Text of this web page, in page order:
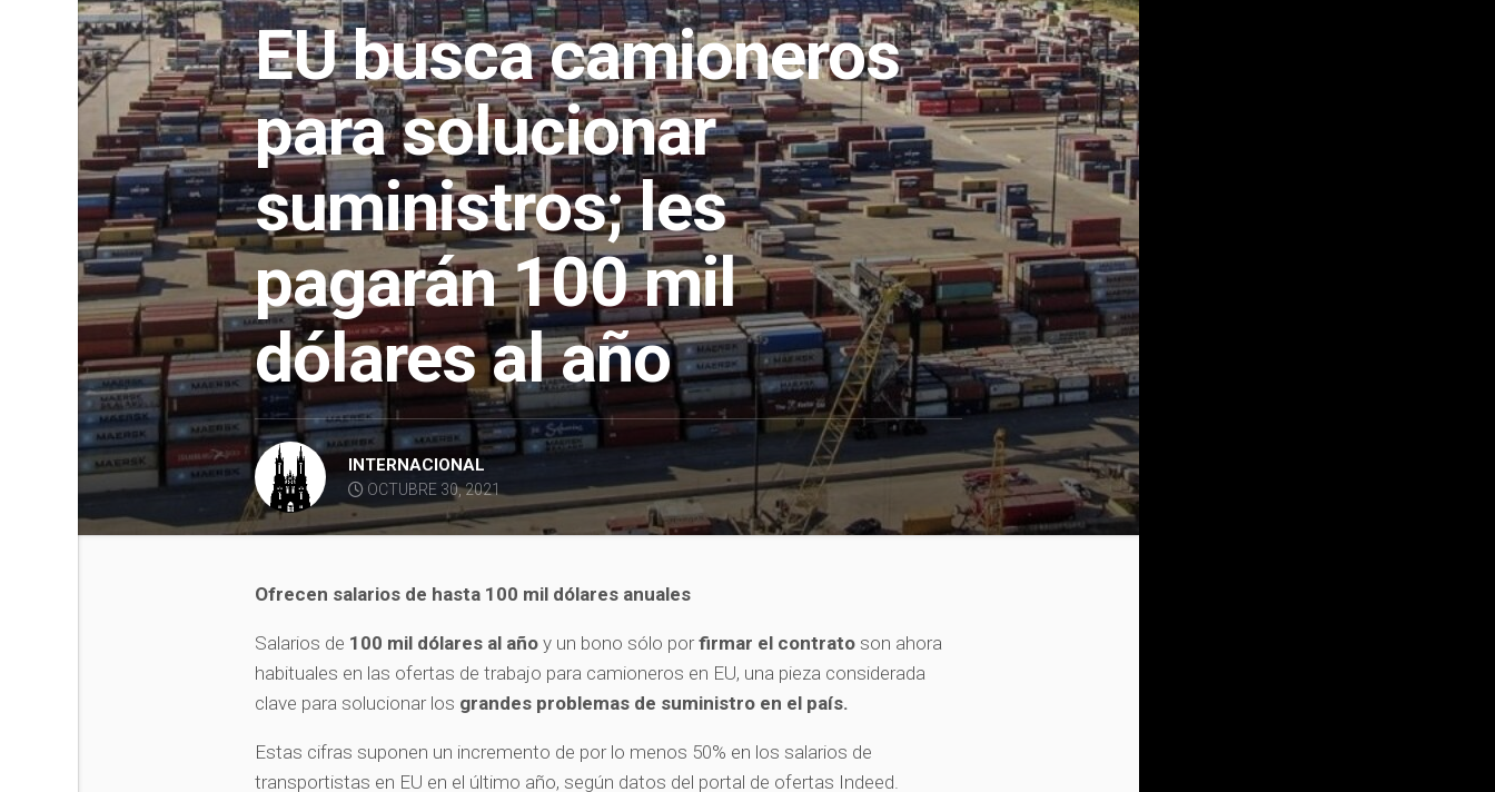
EU busca camioneros
para solucionar
suministros; les
pagarán 100 mil
dólares al año
INTERNACIONAL
OCTUBRE 30, 2021
Ofrecen salarios de hasta 100 mil dólares anuales
Salarios de 100 mil dólares al año y un bono sólo porfirmar el contratoson ahora
habituales en las ofertas de trabajo para camioneros en EU, una pieza considerada
clave para solucionar los grandes problemas de suministro en el país.
Estas cifras suponen un incremento de por lo menos 50% en los salarios de
transportistas en EU en el último año, según datos del portal de ofertas Indeed.